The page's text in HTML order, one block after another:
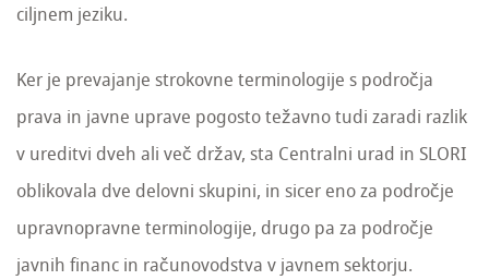
ciljnem jeziku.
Ker je prevajanje strokovne terminologije s področja
prava in javne uprave pogosto težavno tudi zaradi razlik
v ureditvi dveh ali več držav, sta Centralni urad in SLORI
oblikovala dve delovni skupini, in sicer eno za področje
upravnopravne terminologije, drugo pa za področje
javnih financ in računovodstva v javnem sektorju.